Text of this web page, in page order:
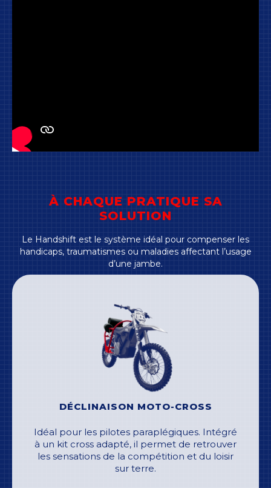
À CHAQUE PRATIQUE SA
SOLUTION
Le Handshift est le système idéal pour compenser les
handicaps, traumatismes ou maladies affectant l’usage
d’une jambe.
DÉCLINAISON MOTO-CROSS
Idéal pour les pilotes paraplégiques. Intégré
à un kit cross adapté, il permet de retrouver
les sensations de la compétition et du loisir
sur terre.